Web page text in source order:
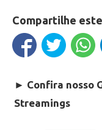
Compartilhe
► Confira nosso
Streamings